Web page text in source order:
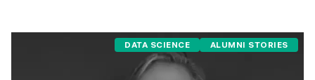
DATA SCIENCE ALUMNI STORIES